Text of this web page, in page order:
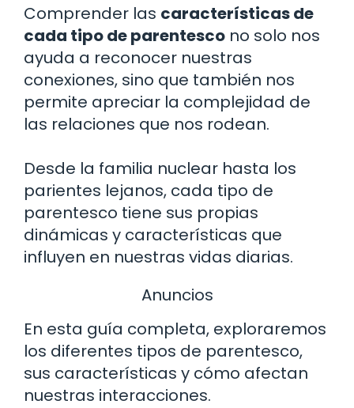
Comprender las características de
cada tipo de parentesco no solo nos
ayuda a reconocer nuestras
conexiones, sino que también nos
permite apreciar la complejidad de
las relaciones que nos rodean.
Desde la familia nuclear hasta los
parientes lejanos, cada tipo de
parentesco tiene sus propias
dinámicas y características que
influyen en nuestras vidas diarias.
Anuncios
En esta guía completa, exploraremos
los diferentes tipos de parentesco,
sus características y cómo afectan
nuestras interacciones.